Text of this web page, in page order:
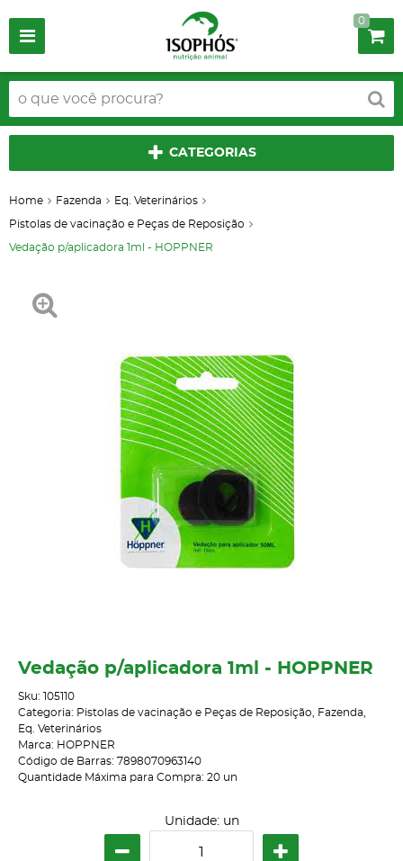
0
CATEGORIAS
Home Fazenda Eq. Veterinários
Pistolas de vacinação e Peças de Reposição
Vedação p/aplicadora 1ml - HOPPNER
Vedação p/aplicadora 1ml - HOPPNER
Sku: 105110
Categoria: Pistolas de vacinação e Peças de Reposição Fazenda
Eq. Veterinários
Marca: HOPPNER
Código de Barras: 7898070963140
Quantidade Máxima para Compra: 20 un
Unidade: un